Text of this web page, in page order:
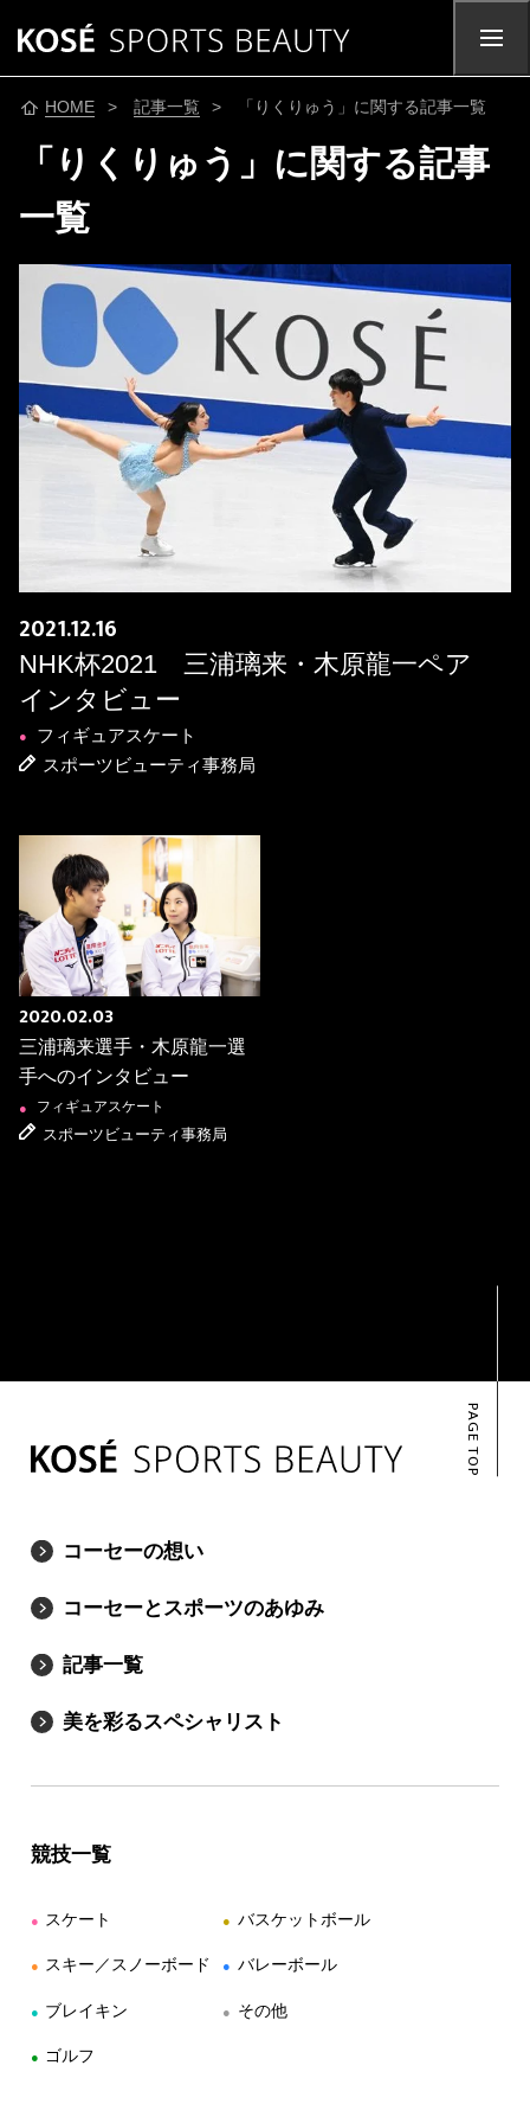
HOME > 記事一覧 > 「りくりゅう」に関する記事一覧
「りくりゅう」に関する記事
一覧
2021.12.16
NHK杯2021 三浦璃来・木原龍一ペア
インタビュー
●
フィギュアスケート
スポーツビューティ事務局
2020.02.03
三浦璃来選手・木原龍一選
手へのインタビュー
● フィギュアスケート
スポーツビューティ事務局
PAGE TOP
コーセーの想い
コーセーとスポーツのあゆみ
記事一覧
美を彩るスペシャリスト
競技一覧
● スケート
● スキー／スノーボード
● ブレイキン
● ゴルフ
● バスケットボール
● バレーボール
● その他